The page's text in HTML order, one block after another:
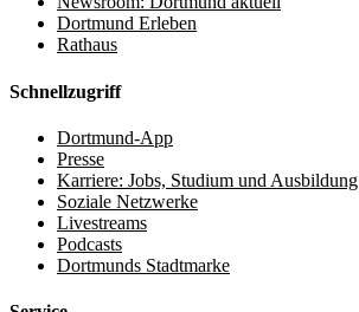
Dortmund Erleben
Rathaus
Schnellzugriff
Dortmund-App
Presse
Karriere: Jobs, Studium und Ausbildung
Soziale Netzwerke
Livestreams
Podcasts
Dortmunds Stadtmarke